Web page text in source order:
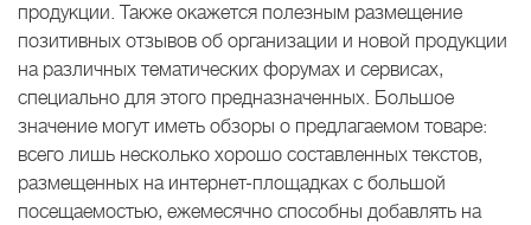
продукции. Также окажется полезным размещение
позитивных отзывов об организации и новой продукции
на различных тематических форумах и сервисах,
специально для этого предназначенных. Большое
значение могут иметь обзоры о предлагаемом товаре:
всего лишь несколько хорошо составленных текстов,
размещенных на интернет-площадках с большой
посещаемостью, ежемесячно способны добавлять на